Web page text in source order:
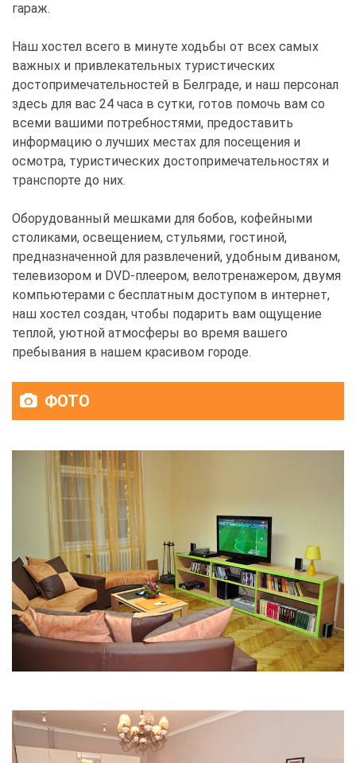
гараж.
Наш хостел всего в минуте ходьбы от всех самых
важных и привлекательных туристических
достопримечательностей в Белграде, и наш персонал
здесь для вас 24 часа в сутки, готов помочь вам со
всеми вашими потребностями, предоставить
информацию о лучших местах для посещения и
осмотра, туристических достопримечательностях и
транспорте до них.
Оборудованный мешками для бобов, кофейными
столиками, освещением, стульями, гостиной,
предназначенной для развлечений, удобным диваном,
телевизором и DVD-плеером, велотренажером, двумя
компьютерами с бесплатным доступом в интернет,
наш хостел создан, чтобы подарить вам ощущение
теплой, уютной атмосферы во время вашего
пребывания в нашем красивом городе.
ФОТО